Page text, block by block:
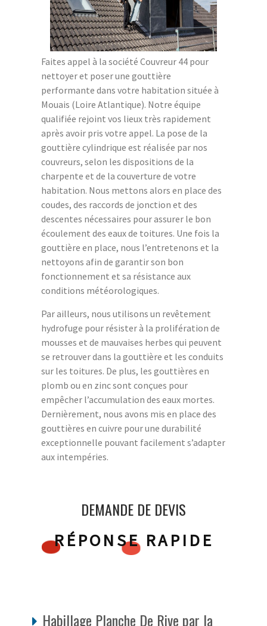
Faites appel à la société Couvreur 44 pour
nettoyer et poser une gouttière
performante dans votre habitation située à
Mouais (Loire Atlantique). Notre équipe
qualifiée rejoint vos lieux très rapidement
après avoir pris votre appel. La pose de la
gouttière cylindrique est réalisée par nos
couvreurs, selon les dispositions de la
charpente et de la couverture de votre
habitation. Nous mettons alors en place des
coudes, des raccords de jonction et des
descentes nécessaires pour assurer le bon
écoulement des eaux de toitures. Une fois la
gouttière en place, nous l’entretenons et la
nettoyons afin de garantir son bon
fonctionnement et sa résistance aux
conditions météorologiques.
Par ailleurs, nous utilisons un revêtement
hydrofuge pour résister à la prolifération de
mousses et de mauvaises herbes qui peuvent
se retrouver dans la gouttière et les conduits
sur les toitures. De plus, les gouttières en
plomb ou en zinc sont conçues pour
empêcher l’accumulation des eaux mortes.
Dernièrement, nous avons mis en place des
gouttières en cuivre pour une durabilité
exceptionnelle pouvant facilement s’adapter
aux intempéries.
DEMANDE DE DEVIS
RÉPONSE RAPIDE
Habillage Planche De Rive par la